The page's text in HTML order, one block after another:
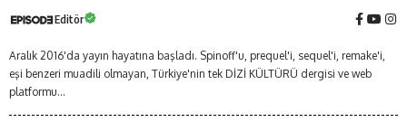
Editör
Aralık 2016'da yayın hayatına başladı. Spinoff'u, prequel'i, sequel'i, remake'i,
eşi benzeri muadili olmayan, Türkiye'nin tek DİZİ KÜLTÜRÜ dergisi ve web
platformu...